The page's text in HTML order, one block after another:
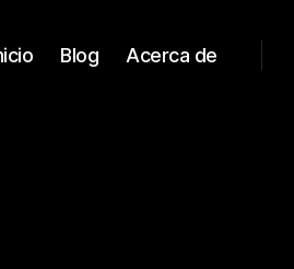
Blog Acerca de